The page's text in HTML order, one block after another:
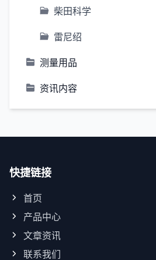
柴田科学
雷尼绍
测量用品
资讯内容
快捷链接
首页
产品中心
文章资讯
联系我们